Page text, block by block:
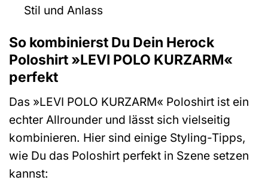
Stil und Anlass
So kombinierst Du Dein Herock
Poloshirt »LEVI POLO KURZARM«
perfekt
Das »LEVI POLO KURZARM« Poloshirt ist ein
echter Allrounder und lässt sich vielseitig
kombinieren. Hier sind einige Styling-Tipps,
wie Du das Poloshirt perfekt in Szene setzen
kannst: